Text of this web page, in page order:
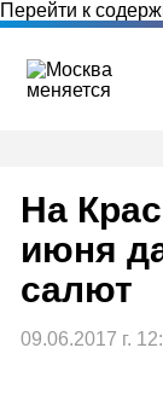
Перейти к
На
июня
салют
09.06.2017 г.